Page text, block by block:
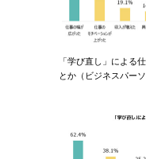
「学び直し」による
とか（ビジネスパー